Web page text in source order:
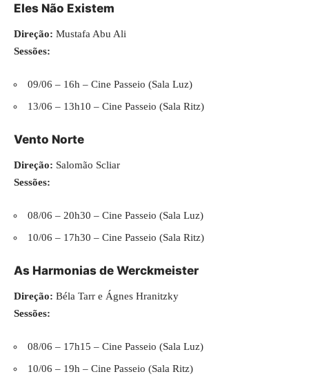
Eles Não Existem
Direção: Mustafa Abu Ali
Sessões:
09/06 – 16h – Cine Passeio (Sala Luz)
13/06 – 13h10 – Cine Passeio (Sala Ritz)
Vento Norte
Direção: Salomão Scliar
Sessões:
08/06 – 20h30 – Cine Passeio (Sala Luz)
10/06 – 17h30 – Cine Passeio (Sala Ritz)
As Harmonias de Werckmeister
Direção: Béla Tarr e Ágnes Hranitzky
Sessões:
08/06 – 17h15 – Cine Passeio (Sala Luz)
10/06 – 19h – Cine Passeio (Sala Ritz)